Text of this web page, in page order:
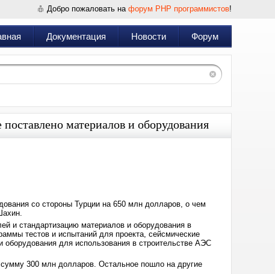
Добро пожаловать на форум PHP программистов!
Документация Новости Форум
материалов и оборудования
со стороны Турции на 650 млн долларов, о чем
и стандартизацию материалов и оборудования в
тестов и испытаний для проекта, сейсмические
для использования в строительстве АЭС
300 млн долларов. Остальное пошло на другие